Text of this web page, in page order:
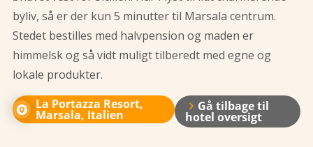
byliv, så er der kun 5 minutter til Marsala centrum.
Stedet bestilles med halvpension og maden er
himmelsk og så vidt muligt tilberedt med egne og
lokale produkter.
La Portazza Resort,
Marsala, Italien
Gå tilbage til
hotel oversigt